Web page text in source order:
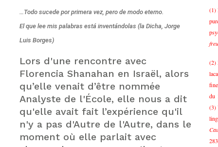
…Todo sucede por primera vez, pero de modo eterno.
El que lee mis palabras está inventándolas (la Dicha, Jorge
Luis Borges)
Lors d'une rencontre avec
Florencia Shanahan en Israël, alors
qu’elle venait d’être nommée
Analyste de l'École, elle nous a dit
qu'elle avait fait l’expérience qu'il
n'y a pas d'Autre de l'Autre, dans le
moment où elle parlait avec
(1)
(2)
du
(3)